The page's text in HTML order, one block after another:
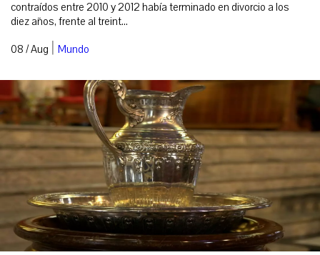
contraídos entre 2010 y 2012 había terminado en divorcio a los
diez años, frente al treint...
08 / Aug | Mundo